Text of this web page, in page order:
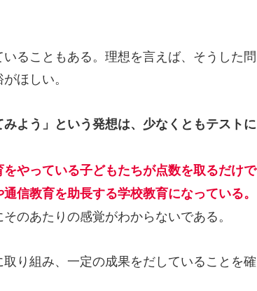
ることもある。理想を言えば、そうした問
ほしい。
よう」という発想は、少なくともテストに
やっている子どもたちが点数を取るだけで
信教育を助長する学校教育になっている。
のあたりの感覚がわからないである。
り組み、一定の成果をだしていることを確